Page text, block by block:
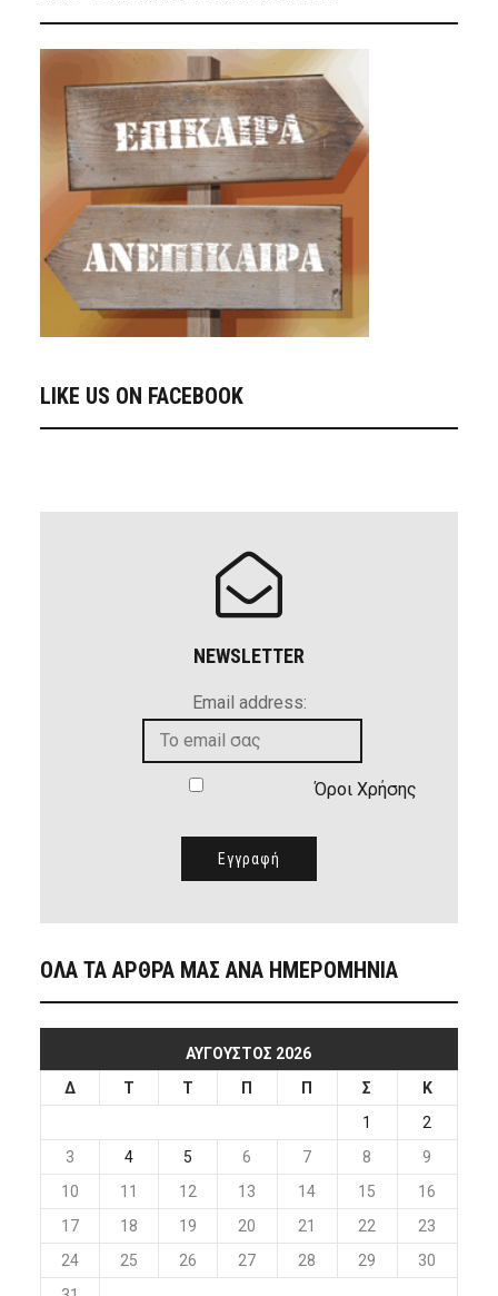
LIKE US ON FACEBOOK
NEWSLETTER
Email address:
Όροι Χρήσης
ΟΛΑ ΤΑ ΑΡΘΡΑ ΜΑΣ ΑΝΑ ΗΜΕΡΟΜΗΝΙΑ
ΑΎΓΟΥΣΤΟΣ 2026
Δ
Τ Τ Π Π Σ
Κ
1
2
3
4 5 6 7 8
9
10
11 12 13 14 15
16
17
18 19 20 21 22
23
24
25 26 27 28 29
30